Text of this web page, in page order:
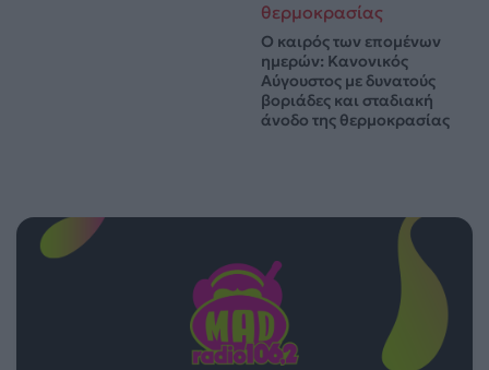
Ο καιρός των επομένων
ημερών: Κανονικός
Αύγουστος με δυνατούς
βοριάδες και σταδιακή
άνοδο της θερμοκρασίας